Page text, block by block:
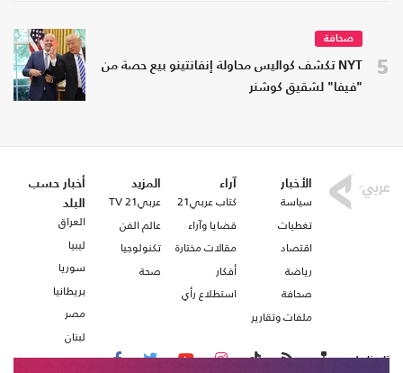
5
صحافة
NYT تكشف كواليس محاولة إنفانتينو بيع حصة من
"فيفا" لشقيق كوشنر
الأخبار
سياسة
تغطيات
اقتصاد
رياضة
صحافة
ملفات وتقارير
آراء
كتاب عربي21
قضايا وآراء
مقالات مختارة
أفكار
استطلاع رأي
المزيد
عربي21 TV
عالم الفن
تكنولوجيا
صحة
أخبار حسب
البلد
العراق
ليبيا
سوريا
بريطانيا
مصر
لبنان
تابعنا على